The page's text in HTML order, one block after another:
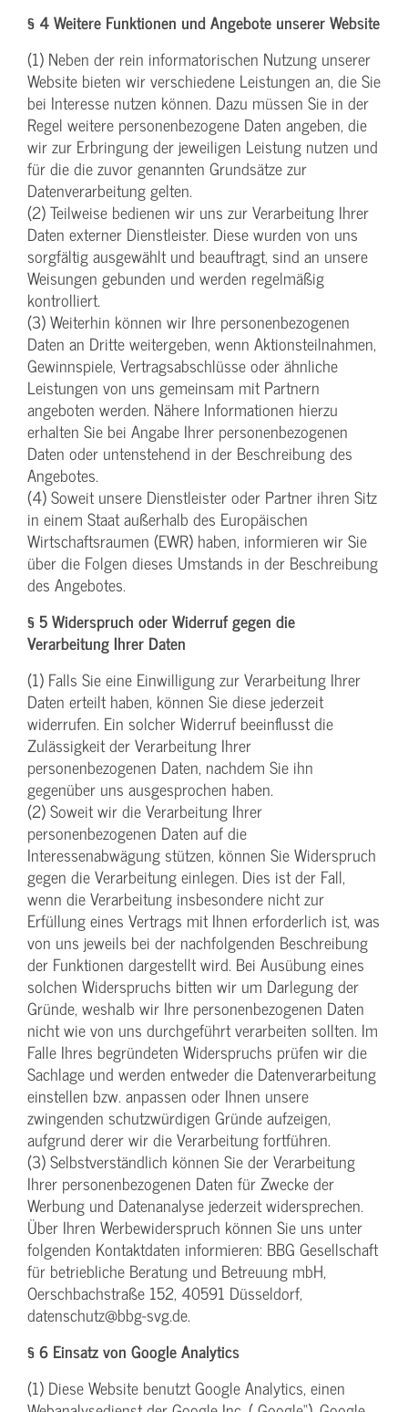
§ 4 Weitere Funktionen und Angebote unserer Website
(1) Neben der rein informatorischen Nutzung unserer
Website bieten wir verschiedene Leistungen an, die Sie
bei Interesse nutzen können. Dazu müssen Sie in der
Regel weitere personenbezogene Daten angeben, die
wir zur Erbringung der jeweiligen Leistung nutzen und
für die die zuvor genannten Grundsätze zur
Datenverarbeitung gelten.
(2) Teilweise bedienen wir uns zur Verarbeitung Ihrer
Daten externer Dienstleister. Diese wurden von uns
sorgfältig ausgewählt und beauftragt, sind an unsere
Weisungen gebunden und werden regelmäßig
kontrolliert.
(3) Weiterhin können wir Ihre personenbezogenen
Daten an Dritte weitergeben, wenn Aktionsteilnahmen,
Gewinnspiele, Vertragsabschlüsse oder ähnliche
Leistungen von uns gemeinsam mit Partnern
angeboten werden. Nähere Informationen hierzu
erhalten Sie bei Angabe Ihrer personenbezogenen
Daten oder untenstehend in der Beschreibung des
Angebotes.
(4) Soweit unsere Dienstleister oder Partner ihren Sitz
in einem Staat außerhalb des Europäischen
Wirtschaftsraumen (EWR) haben, informieren wir Sie
über die Folgen dieses Umstands in der Beschreibung
des Angebotes.
§ 5 Widerspruch oder Widerruf gegen die
Verarbeitung Ihrer Daten
(1) Falls Sie eine Einwilligung zur Verarbeitung Ihrer
Daten erteilt haben, können Sie diese jederzeit
widerrufen. Ein solcher Widerruf beeinflusst die
Zulässigkeit der Verarbeitung Ihrer
personenbezogenen Daten, nachdem Sie ihn
gegenüber uns ausgesprochen haben.
(2) Soweit wir die Verarbeitung Ihrer
personenbezogenen Daten auf die
Interessenabwägung stützen, können Sie Widerspruch
gegen die Verarbeitung einlegen. Dies ist der Fall,
wenn die Verarbeitung insbesondere nicht zur
Erfüllung eines Vertrags mit Ihnen erforderlich ist, was
von uns jeweils bei der nachfolgenden Beschreibung
der Funktionen dargestellt wird. Bei Ausübung eines
solchen Widerspruchs bitten wir um Darlegung der
Gründe, weshalb wir Ihre personenbezogenen Daten
nicht wie von uns durchgeführt verarbeiten sollten. Im
Falle Ihres begründeten Widerspruchs prüfen wir die
Sachlage und werden entweder die Datenverarbeitung
einstellen bzw. anpassen oder Ihnen unsere
zwingenden schutzwürdigen Gründe aufzeigen,
aufgrund derer wir die Verarbeitung fortführen.
(3) Selbstverständlich können Sie der Verarbeitung
Ihrer personenbezogenen Daten für Zwecke der
Werbung und Datenanalyse jederzeit widersprechen.
Über Ihren Werbewiderspruch können Sie uns unter
folgenden Kontaktdaten informieren: BBG Gesellschaft
für betriebliche Beratung und Betreuung mbH,
Oerschbachstraße 152, 40591 Düsseldorf,
datenschutz@bbg-svg.de.
§ 6 Einsatz von Google Analytics
(1) Diese Website benutzt Google Analytics, einen